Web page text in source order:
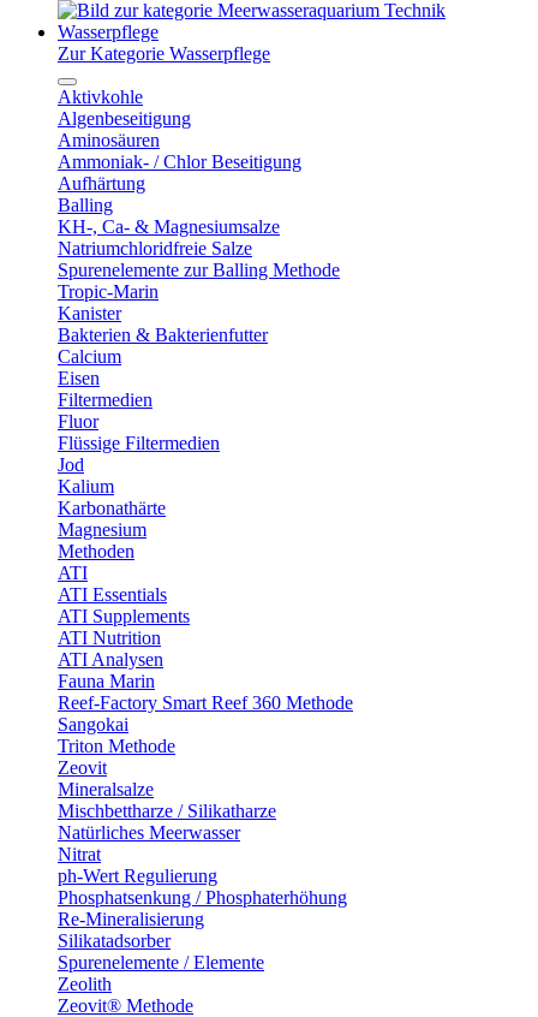
Wasserpflege
Zur Kategorie Wasserpflege
Aktivkohle
Algenbeseitigung
Aminosäuren
Ammoniak- / Chlor Beseitigung
Aufhärtung
Balling
KH-, Ca- & Magnesiumsalze
Natriumchloridfreie Salze
Spurenelemente zur Balling Methode
Tropic-Marin
Kanister
Bakterien & Bakterienfutter
Calcium
Eisen
Filtermedien
Fluor
Flüssige Filtermedien
Jod
Kalium
Karbonathärte
Magnesium
Methoden
ATI
ATI Essentials
ATI Supplements
ATI Nutrition
ATI Analysen
Fauna Marin
Reef-Factory Smart Reef 360 Methode
Sangokai
Triton Methode
Zeovit
Mineralsalze
Mischbettharze / Silikatharze
Natürliches Meerwasser
Nitrat
ph-Wert Regulierung
Phosphatsenkung / Phosphaterhöhung
Re-Mineralisierung
Silikatadsorber
Spurenelemente / Elemente
Zeolith
Zeovit® Methode